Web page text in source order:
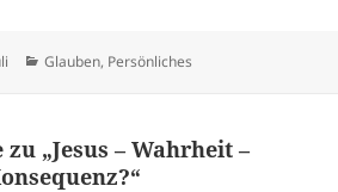
Kategorien
Glauben, Persönliches
„Jesus – Wahrheit –